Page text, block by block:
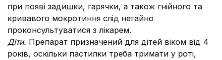
при появі задишки, гарячки, а також гнійного та
кривавого мокротиння слід негайно
проконсультуватися з лікарем.
Діти. Препарат призначений для дітей віком від 4
років, оскільки пастилки треба тримати у роті,